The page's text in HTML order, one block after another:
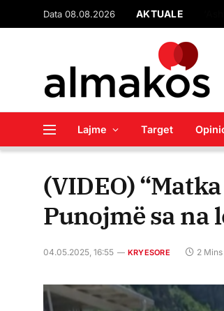
Data 08.08.2026 AKTUALE
Lajme Target
(VIDEO)
Punojmë sa na
04.05.2025, 16:55 KRYESORE 2